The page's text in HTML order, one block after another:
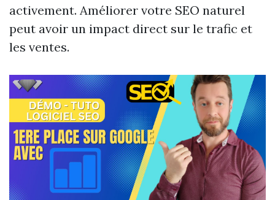
activement. Améliorer votre SEO naturel
peut avoir un impact direct sur le trafic et
les ventes.